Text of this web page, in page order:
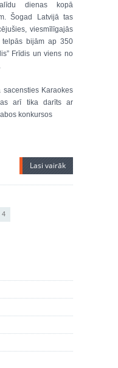
dienas kopā
Šogad Latvijā tas
viesmīlīgajās
telpās bijām ap 350
Frīdis un viens no
Karaokes
arī tika darīts ar
konkursos
Lasi vairāk
4